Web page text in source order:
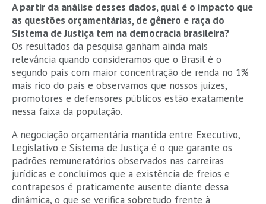
A partir da análise desses dados, qual é o impacto que
as questões orçamentárias, de gênero e raça do
Sistema de Justiça tem na democracia brasileira?
Os resultados da pesquisa ganham ainda mais
relevância quando consideramos que o Brasil é o
segundo país com maior concentração de renda no 1%
mais rico do país e observamos que nossos juízes,
promotores e defensores públicos estão exatamente
nessa faixa da população.
A negociação orçamentária mantida entre Executivo,
Legislativo e Sistema de Justiça é o que garante os
padrões remuneratórios observados nas carreiras
jurídicas e concluímos que a existência de freios e
contrapesos é praticamente ausente diante dessa
dinâmica, o que se verifica sobretudo frente à